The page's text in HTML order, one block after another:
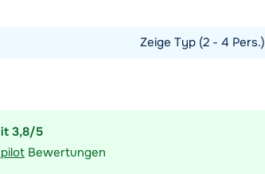
3,8/5
Bewertungen
Zeige Typ (2 - 4 Pers.)